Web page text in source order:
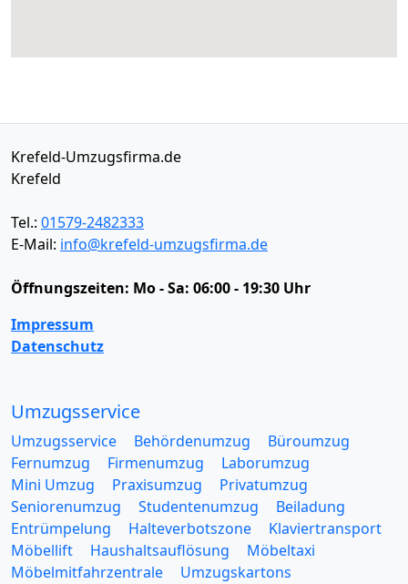
Krefeld-Umzugsfirma.de
Krefeld
Tel.: 01579-2482333
E-Mail: info@krefeld-umzugsfirma.de
Öffnungszeiten: Mo - Sa: 06:00 - 19:30 Uhr
Impressum
Datenschutz
Umzugsservice
Umzugsservice Behördenumzug
Büroumzug
Fernumzug
Firmenumzug
Laborumzug
Mini Umzug
Praxisumzug
Privatumzug
Seniorenumzug
Studentenumzug
Beiladung
Entrümpelung
Halteverbotszone
Klaviertransport
Möbellift
Haushaltsauflösung
Möbeltaxi
Möbelmitfahrzentrale
Umzugskartons